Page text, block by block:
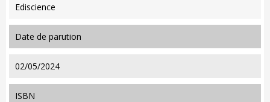
Ediscience
date de parution
02/05/2024
ISBN